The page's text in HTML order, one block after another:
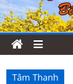
Tâm Thanh